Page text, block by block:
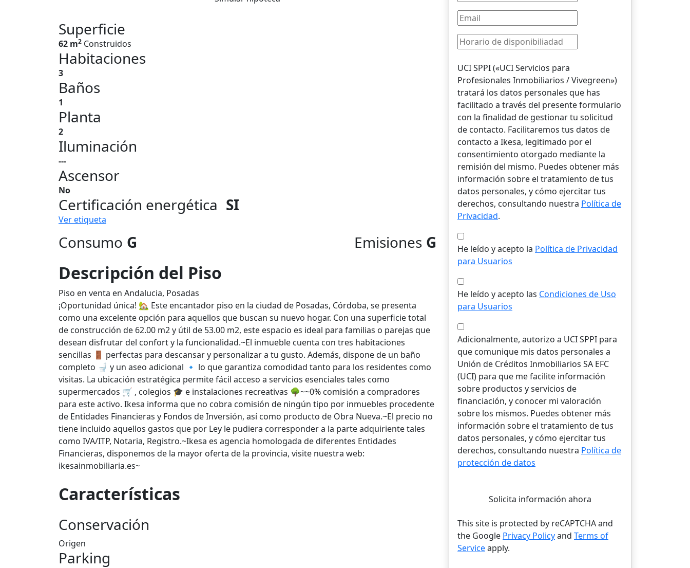
Superficie
62 m2 Construidos
Habitaciones
3
Baños
1
Planta
2
Iluminación
---
Ascensor
No
Certificación energética SI
Ver etiqueta
Consumo G Emisiones G
Descripción del Piso
Piso en venta en Andalucia, Posadas
¡Oportunidad única! 🏡 Este encantador piso en la ciudad de Posadas, Córdoba, se presenta
como una excelente opción para aquellos que buscan su nuevo hogar. Con una superficie total
de construcción de 62.00 m2 y útil de 53.00 m2, este espacio es ideal para familias o parejas que
desean disfrutar del confort y la funcionalidad.~El inmueble cuenta con tres habitaciones
sencillas 🚪 perfectas para descansar y personalizar a tu gusto. Además, dispone de un baño
completo 🚽 y un aseo adicional 🔹 lo que garantiza comodidad tanto para los residentes como
visitas. La ubicación estratégica permite fácil acceso a servicios esenciales tales como
supermercados 🛒 , colegios 🎓 e instalaciones recreativas 🌳~~0% comisión a compradores
para este activo. Ikesa informa que no cobra comisión de ningún tipo por inmuebles procedente
de Entidades Financieras y Fondos de Inversión, así como producto de Obra Nueva.~El precio no
tiene incluido aquellos gastos que por Ley le pudiera corresponder a la parte adquiriente tales
como IVA/ITP, Notaria, Registro.~Ikesa es agencia homologada de diferentes Entidades
Financieras, disponemos de la mayor oferta de la provincia, visite nuestra web:
ikesainmobiliaria.es~
Características
Conservación
Origen
Parking
UCI SPPI («UCI Servicios para
Profesionales Inmobiliarios / Vivegreen»)
tratará los datos personales que has
facilitado a través del presente formulario
con la finalidad de gestionar tu solicitud
de contacto. Facilitaremos tus datos de
contacto a Ikesa, legitimado por el
consentimiento otorgado mediante la
remisión del mismo. Puedes obtener más
información sobre el tratamiento de tus
datos personales, y cómo ejercitar tus
derechos, consultando nuestra Política de
Privacidad.
He leído y acepto la Política de Privacidad
para Usuarios
He leído y acepto las Condiciones de Uso
para Usuarios
Adicionalmente, autorizo a UCI SPPI para
que comunique mis datos personales a
Unión de Créditos Inmobiliarios SA EFC
(UCI) para que me facilite información
sobre productos y servicios de
financiación, y conocer mi valoración
sobre los mismos. Puedes obtener más
información sobre el tratamiento de tus
datos personales, y cómo ejercitar tus
derechos, consultando nuestra Política de
protección de datos
Solicita información ahora
This site is protected by reCAPTCHA and
the Google Privacy Policyand Terms of
Serviceapply.